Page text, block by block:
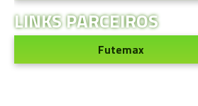
LINKS PARCEIROS
Futemax